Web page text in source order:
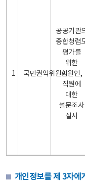
1 국민권익위원회
공공기관
종합청렴
평가를
위한
민원인,
직원에
대한
설문조사
실시
개인정보를 제 3자에